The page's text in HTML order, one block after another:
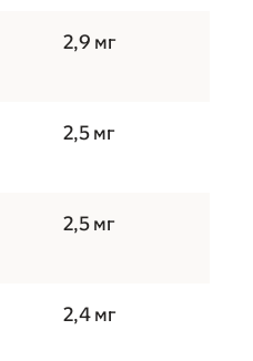
2,9 мг
2,5 мг
2,5 мг
2,4 мг